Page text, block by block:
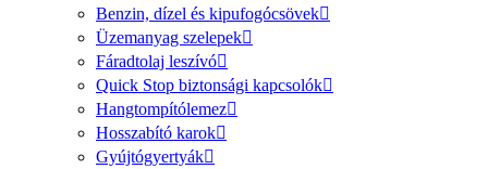
Benzin, dízel és kipufogócsövek
Üzemanyag szelepek
Fáradtolaj leszívó
Quick Stop biztonsági kapcsolók
Hangtompítólemez
Hosszabító karok
Gyújtógyertyák